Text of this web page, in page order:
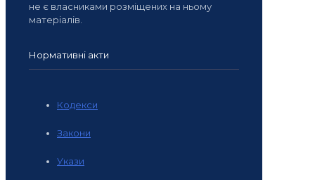
не є власниками розміщених на ньому
матеріалів.
Нормативні акти
Кодекси
Закони
Укази